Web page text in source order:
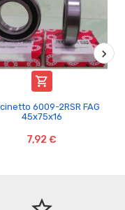

6009-2RSR FAG
45x75x16
7,92 €